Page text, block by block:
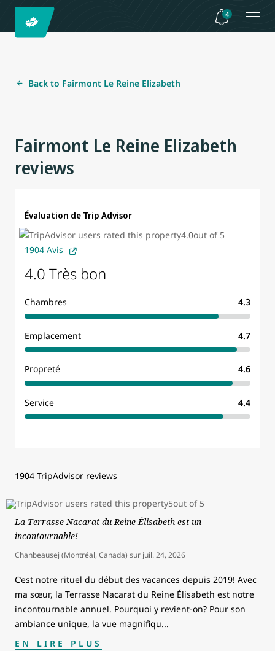
4
Back to Fairmont Le Reine Elizabeth
Fairmont Le Reine Elizabeth
reviews
Évaluation de Trip Advisor
1904 Avis
4.0 Très bon
Chambres 4.3
Emplacement 4.7
Propreté 4.6
Service 4.4
1904 TripAdvisor reviews
La Terrasse Nacarat du Reine Élisabeth est un
incontournable!
Chanbeausej (Montréal, Canada) sur juil. 24, 2026
C’est notre rituel du début des vacances depuis 2019! Avec
ma sœur, la Terrasse Nacarat du Reine Élisabeth est notre
incontournable annuel. Pourquoi y revient-on? Pour son
ambiance unique, la vue magnifiqu...
EN LIRE PLUS